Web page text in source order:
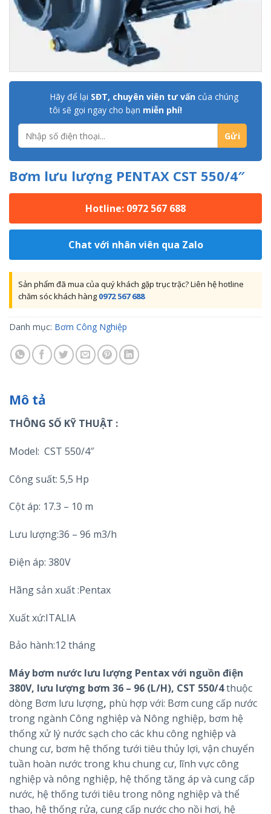
Hãy để lại SĐT, chuyên viên tư vấn của chúng
tôi sẽ gọi ngay cho bạn miễn phí!
Bơm lưu lượng PENTAX CST 550/4″
Hotline: 0972 567 688
Chat với nhân viên qua Zalo
Sản phẩm đã mua của quý khách gặp trục trặc? Liên hệ hotline
chăm sóc khách hàng 0972 567 688
Danh mục: Bơm Công Nghiệp
Mô tả
THÔNG SỐ KỸ THUẬT :
Model: CST 550/4″
Công suất: 5,5 Hp
Cột áp: 17.3 – 10 m
Lưu lượng:36 – 96 m3/h
Điện áp: 380V
Hãng sản xuất :Pentax
Xuất xứ:ITALIA
Bảo hành:12 tháng
Máy bơm nước lưu lượng Pentax với nguồn điện
380V, lưu lượng bơm 36 – 96 (L/H), CST 550/4thuộc
dòng Bơm lưu lượng, phù hợp với: Bơm cung cấp nước
trong ngành Công nghiệp và Nông nghiệp, bơm hệ
thống xử lý nước sạch cho các khu công nghiệp và
chung cư, bơm hệ thống tưới tiêu thủy lợi, vận chuyển
tuần hoàn nước trong khu chung cư, lĩnh vực công
nghiệp và nông nghiệp, hệ thống tăng áp và cung cấp
nước, hệ thống tưới tiêu trong nông nghiệp và thể
thao, hệ thống rửa, cung cấp nước cho nồi hơi, hệ